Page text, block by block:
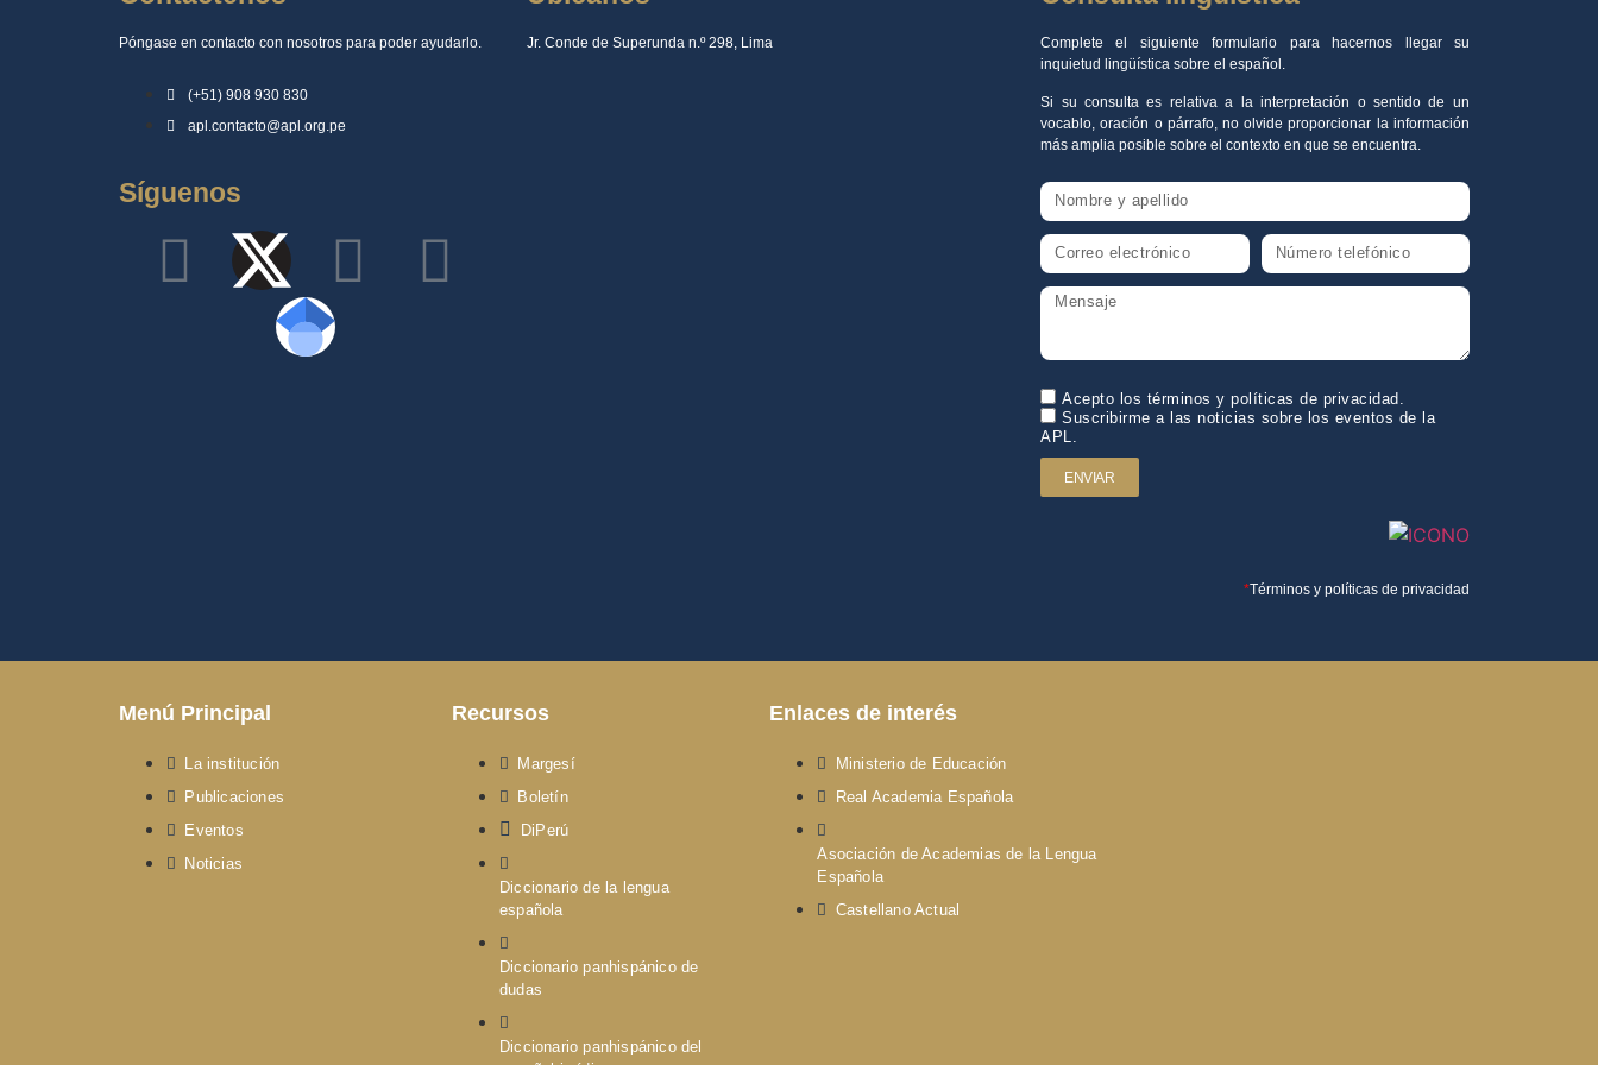
Póngase en contacto con nosotros para poder ayudarlo.
(+51) 908 930 830
apl.contacto@apl.org.pe
Síguenos
Jr. Conde de Superunda n.º 298, Lima
Complete el siguiente formulario para hacernos llegar su
inquietud lingüística sobre el español.
Si su consulta es relativa a la interpretación o sentido de un
vocablo, oración o párrafo, no olvide proporcionar la información
más amplia posible sobre el contexto en que se encuentra.
Acepto los términos y políticas de privacidad.
Suscribirme a las noticias sobre los eventos de la
APL.
ENVIAR
*Términos y políticas de privacidad
Menú Principal
La institución
Publicaciones
Eventos
Noticias
Recursos
Margesí
Boletín
DiPerú
Diccionario de la lengua
española
Diccionario panhispánico de
dudas
Diccionario panhispánico del
Enlaces de interés
Ministerio de Educación
Real Academia Española
Asociación de Academias de la Lengua
Española
Castellano Actual